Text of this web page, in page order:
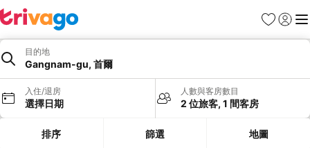
收藏夾
登入 選
目的地
Gangnam-gu, 首爾
入住/退房
選擇日期
人數與客房數目
2 位旅客, 1 間客房
排序 篩選 地圖